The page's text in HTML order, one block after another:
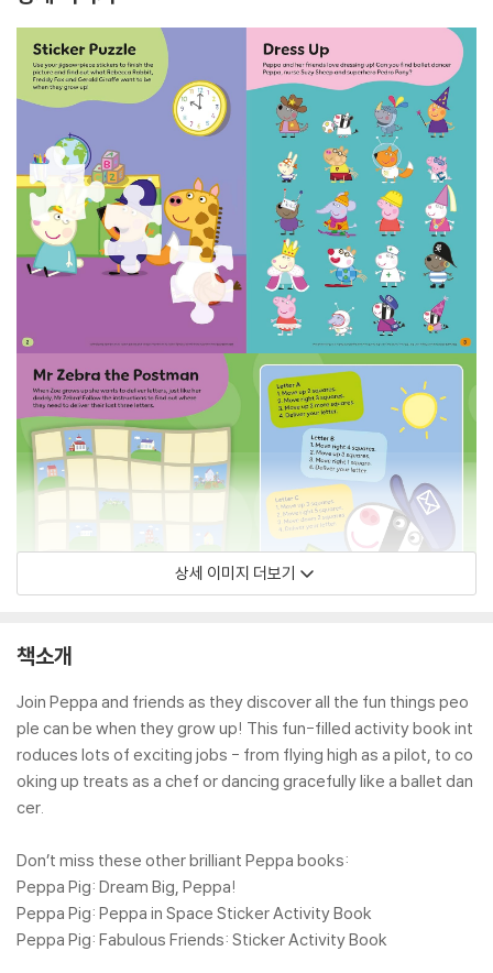
상세 이미지 더보기
책소개
Join Peppa and friends as they discover all the fun things peo
ple can be when they grow up! This fun-filled activity book int
roduces lots of exciting jobs - from flying high as a pilot, to co
oking up treats as a chef or dancing gracefully like a ballet dan
cer.
Don’t miss these other brilliant Peppa books:
Peppa Pig: Dream Big, Peppa!
Peppa Pig: Peppa in Space Sticker Activity Book
Peppa Pig: Fabulous Friends: Sticker Activity Book